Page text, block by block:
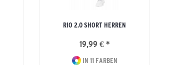
RIO 2.0 SHORT HERREN
19,99 € *
IN 11 FARBEN